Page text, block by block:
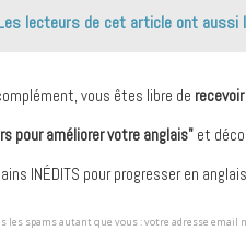
lecteurs de cet article ont aussi
vous êtes libre de
pour améliorer votre anglais" et
​INÉDITS pour progresser en
les spams autant que vous : votre adresse email